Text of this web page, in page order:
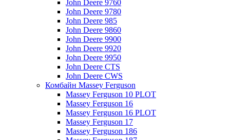
John Deere 9760
John Deere 9780
John Deere 985
John Deere 9860
John Deere 9900
John Deere 9920
John Deere 9950
John Deere CTS
John Deere CWS
Комбайн Massey Ferguson
Massey Ferguson 10 PLOT
Massey Ferguson 16
Massey Ferguson 16 PLOT
Massey Ferguson 17
Massey Ferguson 186